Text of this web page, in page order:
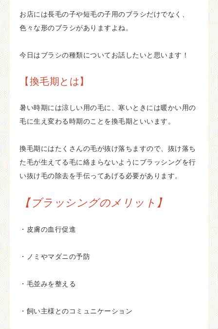
お店には長毛の子や短毛の子用のブラシだけでなく、
色々な形のブラシがありますよね。
今日はブラシの種類についてお話したいと思います！
【換毛期とは】
暑い時期には涼しい用の毛に、寒いときには暖かい用の
毛に生え変わる時期のことを換毛期といいます。
換毛期にはたくさんの毛が抜け落ちますので、抜け落ち
た毛が生えてる毛に絡まらないようにブラッシングを行
い抜け毛の除去を手伝ってあげる必要があります。
【ブラッシングのメリット】
・皮膚の血行促進
・ノミやマダニの予防
・毛並みを整える
・飼い主様とのコミュニケーション